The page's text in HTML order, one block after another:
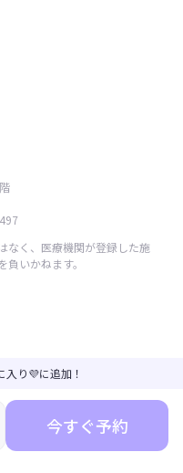
り💜に追加！
今すぐ予約
なく、医療機関が登録した施
いかねます。